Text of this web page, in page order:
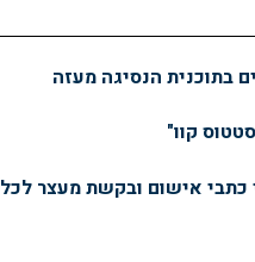
בתוכנית הנסיגה מעזה
קוו"
אישום ובקשת מעצר לכל